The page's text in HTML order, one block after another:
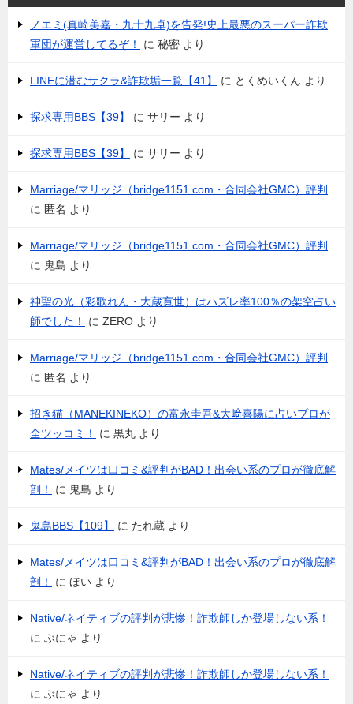
ノエミ(真崎美嘉・九十九卓)を告発!史上最悪のスーパー詐欺
軍団が運営してるぞ！
に 秘密 より
LINEに潜むサクラ&詐欺垢一覧【41】 に とくめいくん より
探求専用BBS【39】 に サリー より
探求専用BBS【39】 に サリー より
Marriage/マリッジ（bridge1151.com・合同会社GMC）評判
に 匿名 より
Marriage/マリッジ（bridge1151.com・合同会社GMC）評判
に 鬼島 より
神聖の光（彩歌れん・大蔵寛世）はハズレ率100％の架空占い
師でした！
に ZERO より
Marriage/マリッジ（bridge1151.com・合同会社GMC）評判
に 匿名 より
招き猫（MANEKINEKO）の富永圭吾&大﨑喜陽に占いプロが
全ツッコミ！
に 黒丸 より
Mates/メイツは口コミ&評判がBAD！出会い系のプロが徹底解
剖！
に 鬼島 より
鬼島BBS【109】 に たれ蔵 より
Mates/メイツは口コミ&評判がBAD！出会い系のプロが徹底解
剖！
に ほい より
Native/ネイティブの評判が悲惨！詐欺師しか登場しない系！
に ぶにゃ より
Native/ネイティブの評判が悲惨！詐欺師しか登場しない系！
に ぶにゃ より